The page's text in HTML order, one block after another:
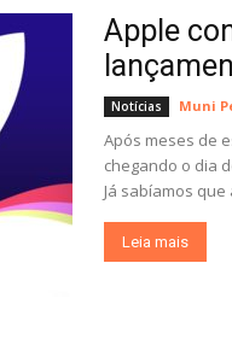
Apple
Notícias Muni
Após meses de
chegando o dia
Já sabíamos
Leia mais